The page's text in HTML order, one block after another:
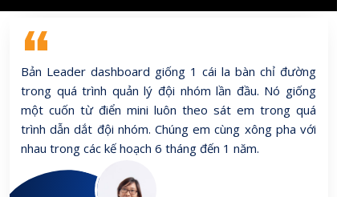
Bản Leader dashboard giống 1 cái la bàn chỉ đường
trong quá trình quản lý đội nhóm lần đầu. Nó giống
một cuốn từ điển mini luôn theo sát em trong quá
trình dẫn dắt đội nhóm. Chúng em cùng xông pha với
nhau trong các kế hoạch 6 tháng đến 1 năm.